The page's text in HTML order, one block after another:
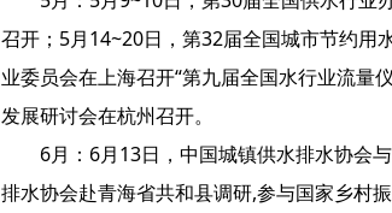
召开；5月14~20日，第32届全国城市节约用
业委员会在上海召开“第九届全国水行业流量
发展研讨会在杭州召开。
6月：6月13日，中国城镇供水排水协会
排水协会赴青海省共和县调研,参与国家乡村